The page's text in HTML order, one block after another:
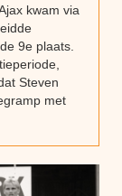
kwam via
9e plaats.
Steven
met